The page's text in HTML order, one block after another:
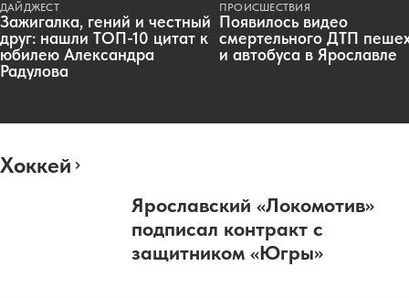
ДАЙДЖЕСТ
Зажигалка, гений и честный
друг: нашли ТОП-10 цитат к
юбилею Александра
Радулова
ПРОИСШЕСТВИЯ
Появилось видео
смертельного ДТП
и автобуса в Ярославле
Хоккей
Ярославский «Локомотив»
подписал контракт с
защитником «Югры»